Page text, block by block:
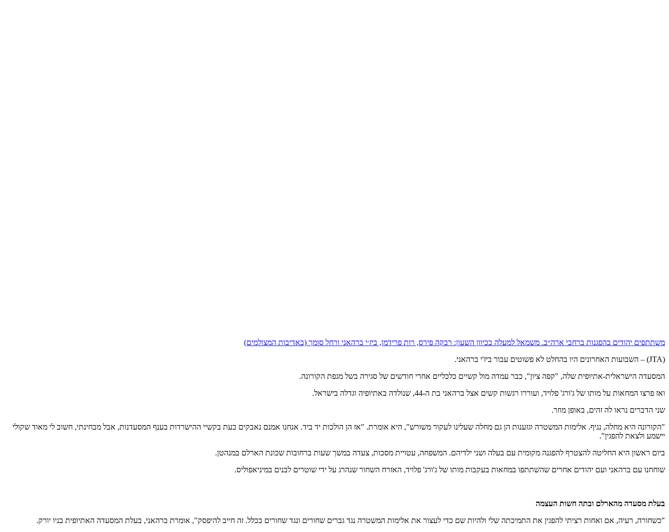
משתתפים יהודים בהפגנות ברחבי ארה״ב. משמאל למעלה בכיוון השעון: רבקה פירס, רות פרידמן, ביז׳י ברהאני ורחל סומך (באדיבות המצולמים)
(JTA) – השבועות האחרונים היו בהחלט לא פשוטים עבור ביז'י ברהאני.
המסעדה הישראלית-אתיופית שלה, "קפה ציון", כבר עמדה מול קשיים כלכליים אחרי חודשים של סגירה בשל מגפת הקורונה.
ואז פרצו המחאות על מותו של ג'ורג' פלויד, ועוררו רגשות קשים אצל ברהאני בת ה-44, שנולדה באתיופיה וגדלה בישראל.
שני הדברים נראו לה זהים, באופן מוזר.
"הקורונה היא מחלה, נגיף. אלימות המשטרה וגזענות הן גם מחלה שעלינו לעקור משורש", היא אומרת. "אז הן הולכות יד ביד. אנחנו אמנם נאבקים כעת בקשיי ההישרדות בענף המסעדנות, אבל מבחינתי, חשוב לי מאוד שקולי
יישמע ולצאת להפגין".
ביום ראשון היא החליטה להצטרף להפגנה מקומית עם בעלה ושני ילדיהם. המשפחה, עטויית מסכות, צעדה במשך שעות ברחובות שכונת הארלם במנהטן.
שוחחנו עם ברהאני ועם יהודים אחרים שהשתתפו במחאות בעקבות מותו של ג'ורג' פלויד, האזרח השחור שנהרג על ידי שוטרים לבנים במיניאפוליס.
בעלת מסעדה מהארלם ובתה חשות העצמה
"כשחורה, רעיה, אם ואחות רציתי להפגין את התמיכתה שלי ולהיות שם כדי לעצור את אלימות המשטרה נגד גברים שחורים ונגד שחורים בכלל. זה חייב להיפסק", אומרת ברהאני, בעלת המסעדה האתיופית בניו יורק.